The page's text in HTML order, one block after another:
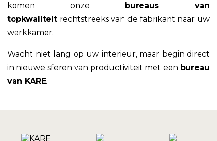
komen onze bureaus van
topkwaliteit rechtstreeks van de fabrikant naar uw
werkkamer.
Wacht niet lang op uw interieur, maar begin direct
in nieuwe sferen van productiviteit met een bureau
van KARE.